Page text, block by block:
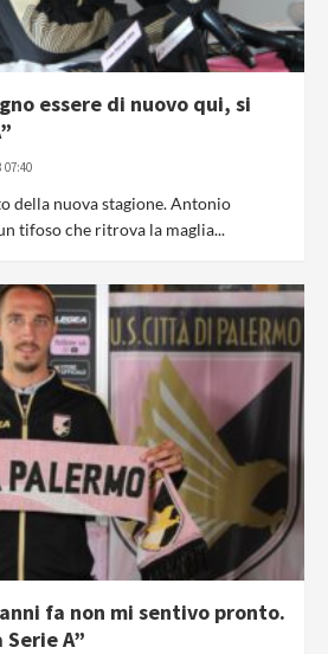
essere di nuovo qui, si
07:40
della nuova stagione. Antonio
tifoso che ritrova la maglia...
fa non mi sentivo pronto.
A”